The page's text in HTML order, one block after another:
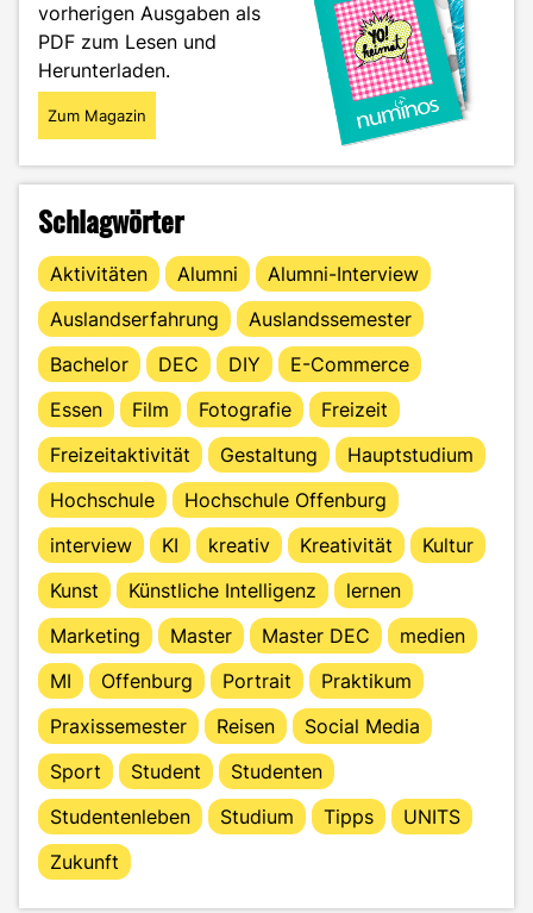
ohne
Garten"
vorherigen Ausgaben als
PDF zum Lesen und
Herunterladen.
Zum Magazin
Schlagwörter
Aktivitäten Alumni
Alumni-Interview
Auslandserfahrung
Auslandssemester
Bachelor
DEC DIY
E-Commerce
Essen
Film Fotografie
Freizeit
Freizeitaktivität
Gestaltung
Hauptstudium
Hochschule
Hochschule Offenburg
interview
KI kreativ Kreativität
Kultur
Kunst
Künstliche Intelligenz
lernen
Marketing
Master Master DEC
medien
MI
Offenburg Portrait
Praktikum
Praxissemester
Reisen
Social Media
Sport
Student
Studenten
Studentenleben
Studium Tipps
UNITS
Zukunft